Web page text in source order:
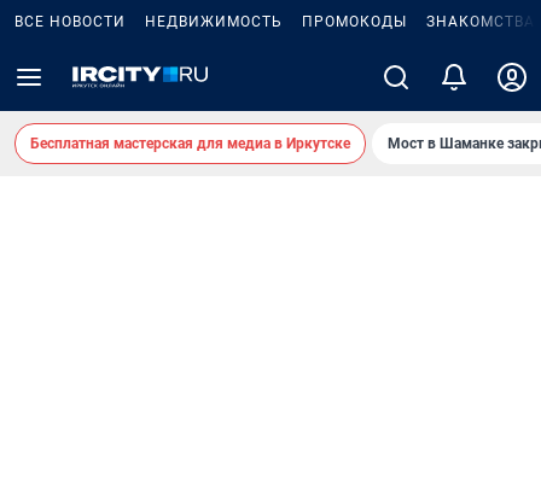
ВСЕ НОВОСТИ НЕДВИЖИМОСТЬ ПРОМОКОДЫ ЗНАКОМСТВА
Бесплатная мастерская для медиа в Иркутске Мост в Шаманке